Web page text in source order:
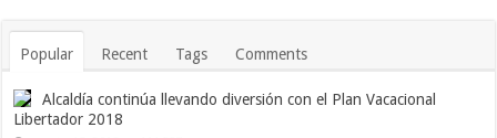
Popular Recent Tags Comments
Alcaldía continúa llevando diversión con el Plan Vacacional
Libertador 2018